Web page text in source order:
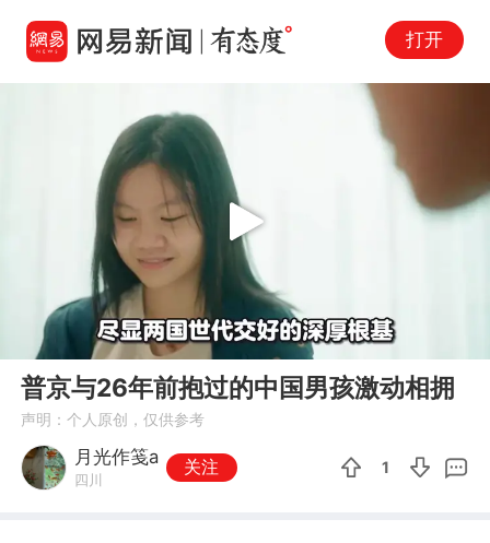
打开
00:00 00:52
Play
普京与26年前抱过的中国男孩激动相拥
声明：个人原创，仅供参考
月光作笺a
四川
关注 1